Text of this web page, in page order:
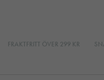
FRAKTFRITT ÖVER 299 KR